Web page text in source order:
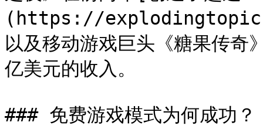
(https://
以及移动游戏巨头《糖果传奇
亿美元的收入。
### 免费游戏模式为何成功？